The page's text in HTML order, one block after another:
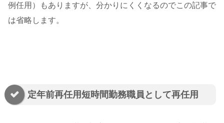
例任用）もありますが、分かりにくくなるのでこの記事で
は省略します。
定年前再任用短時間勤務職員として再任用